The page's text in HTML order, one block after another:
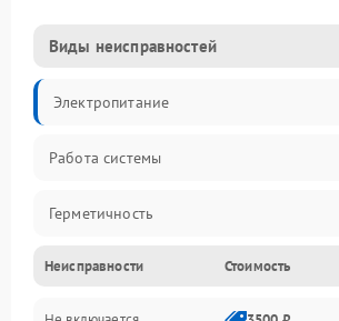
Виды неисправностей
Электропитание
Работа системы
Герметичность
Механика
Неисправности Стоимость